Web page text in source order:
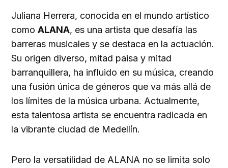
Juliana Herrera, conocida en el mundo artístico
comoALANA, es una artista que desafía las
barreras musicales y se destaca en la actuación.
Su origen diverso, mitad paisa y mitad
barranquillera, ha influido en su música, creando
una fusión única de géneros que va más allá de
los límites de la música urbana. Actualmente,
esta talentosa artista se encuentra radicada en
la vibrante ciudad de Medellín.
Pero la versatilidad de ALANA no se limita solo